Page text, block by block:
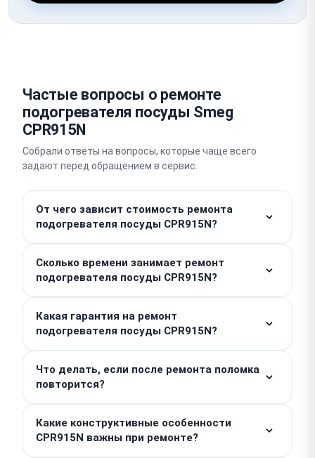
Частые вопросы о ремонте
подогревателя посуды Smeg
CPR915N
Собрали ответы на вопросы, которые чаще всего
задают перед обращением в сервис.
От чего зависит стоимость ремонта
подогревателя посуды CPR915N?
деталей рассчитывается отдельно, поэтому
итоговая цена зависит от конкретной поломки и
сложности модели. Точную сумму назовет мастер
после проведения бесплатной диагностики, при
этом никаких скрытых доплат у нас нет.
Сколько времени занимает ремонт
подогревателя посуды CPR915N?
мы выполняем в день обращения, часто это
занимает 1–2 часа. Если требуется сложный
ремонт, срок выполнения составит 2–3 дня.
Какая гарантия на ремонт
подогревателя посуды CPR915N?
выполненные работы и установленные запчасти.
Чтобы воспользоваться ей при необходимости,
просто сохраните выданный вам заказ-наряд или
чек.
Что делать, если после ремонта поломка
повторится?
гарантийного срока, мы устраним ее абсолютно
бесплатно. Мы являемся независимым
Какие конструктивные особенности
CPR915N важны при ремонте?